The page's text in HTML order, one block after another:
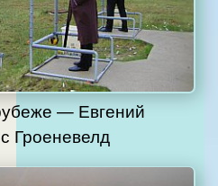
Гроеневелд